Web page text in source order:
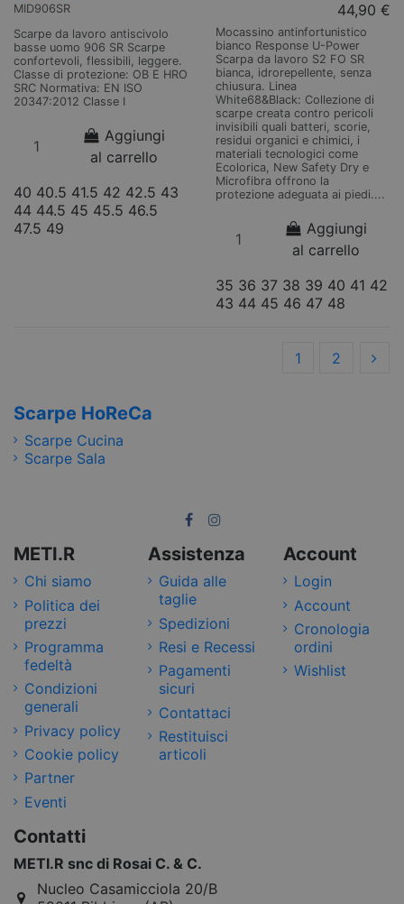
MID906SR
Scarpe da lavoro antiscivolo
basse uomo 906 SR Scarpe
confortevoli, flessibili, leggere.
Classe di protezione: OB E HRO
SRC Normativa: EN ISO
20347:2012 Classe I
Aggiungi
al carrello
40 40.5 41.5 42 42.5 43
44 44.5 45 45.5 46.5
47.5 49
44,90 €
Mocassino antinfortunistico
bianco Response U-Power
Scarpa da lavoro S2 FO SR
bianca, idrorepellente, senza
chiusura. Linea
White68&Black: Collezione di
scarpe creata contro pericoli
invisibili quali batteri, scorie,
residui organici e chimici, i
materiali tecnologici come
Ecolorica, New Safety Dry e
Microfibra offrono la
protezione adeguata ai piedi....
Aggiungi
al carrello
35 36 37 38 39 40 41 42
43 44 45 46 47 48
1 2
Scarpe HoReCa
Scarpe Cucina
Scarpe Sala
METI.R
Chi siamo
Politica dei
prezzi
Programma
fedeltà
Condizioni
generali
Privacy policy
Cookie policy
Partner
Eventi
Assistenza
Guida alle
taglie
Spedizioni
Resi e Recessi
Pagamenti
sicuri
Contattaci
Restituisci
articoli
Account
Login
Account
Cronologia
ordini
Wishlist
Contatti
METI.R snc di Rosai C. & C.
Nucleo Casamicciola 20/B